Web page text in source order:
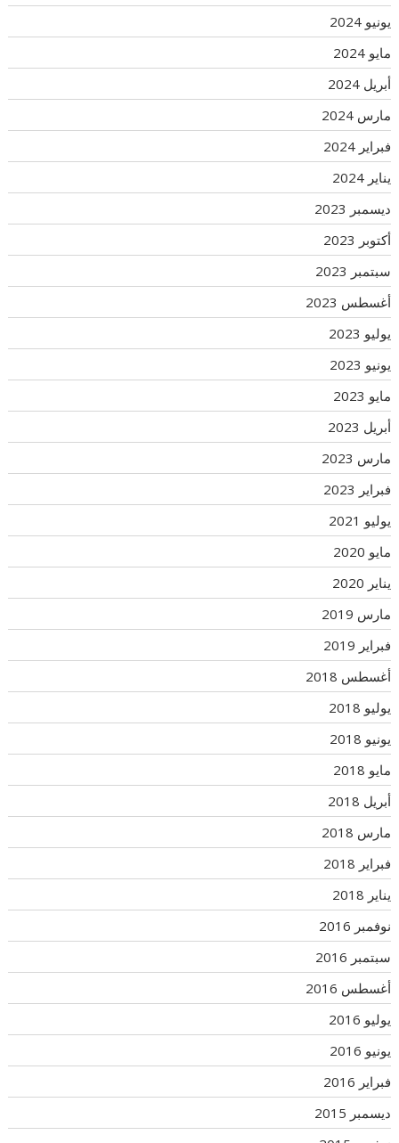
يونيو 2024
مايو 2024
أبريل 2024
مارس 2024
فبراير 2024
يناير 2024
ديسمبر 2023
أكتوبر 2023
سبتمبر 2023
أغسطس 2023
يوليو 2023
يونيو 2023
مايو 2023
أبريل 2023
مارس 2023
فبراير 2023
يوليو 2021
مايو 2020
يناير 2020
مارس 2019
فبراير 2019
أغسطس 2018
يوليو 2018
يونيو 2018
مايو 2018
أبريل 2018
مارس 2018
فبراير 2018
يناير 2018
نوفمبر 2016
سبتمبر 2016
أغسطس 2016
يوليو 2016
يونيو 2016
فبراير 2016
ديسمبر 2015